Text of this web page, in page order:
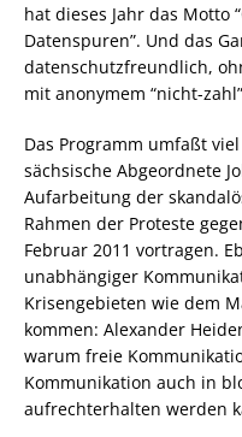
hat dieses Jahr das Motto
Datenspuren”. Und das
datenschutzfreundlich,
mit anonymem “nicht-
Das Programm umfaßt
sächsische Abgeordnete
Aufarbeitung der
Rahmen der Proteste
Februar 2011 vortragen.
unabhängiger
Krisengebieten wie dem
kommen: Alexander
warum freie
Kommunikation auch in
aufrechterhalten werden